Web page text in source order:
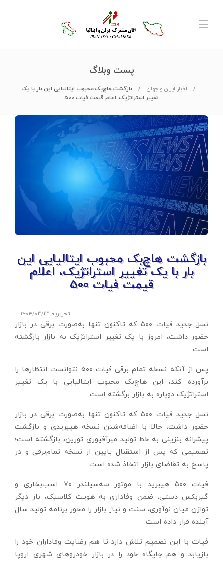
پست وبلاگ
اخبار ایران و جهان
بازگشت هاچ‌بک محبوب ایتالیایی این بار با یک
تغییر استراتژیک، اعلام قیمت فیات 500
بازگشت هاچ‌بک محبوب ایتالیایی این
بار با یک تغییر استراتژیک، اعلام
قیمت فیات 500
تحریریه, ۱۴۰۴/۰۳/۱۳
نسل جدید فیات ۵۰۰ که تاکنون تنها به‌صورت برقی در بازار
حضور داشت، امروز با یک تغییر استراتژیک به بازار بازگشته
است.
پس از آنکه نسخه تمام برقی فیات ۵۰۰ نتوانست انتظارها را
برآورده کند، این هاچ‌بک محبوب ایتالیایی با یک تغییر
استراتژیک دوباره به بازار برگشته است.
نسل جدید فیات ۵۰۰ که تاکنون تنها به‌صورت برقی در بازار
حضور داشت، حالا با اضافه‌شدن نسخه هیبریدی و بازگشت
پیشرانه بنزینی به خط تولید میرآفیوری تورین، بازگشته است؛
تصمیمی که پس از استقبال پایین از نسخه تمام‌برقی و در
پاسخ به تقاضای بازار اتخاذ شده است.
فیات ۵۰۰ هیبرید با موتور سه‌سیلندر ۷۰ اسب‌بخاری و
گیربکس دستی، ضمن وفاداری به هویت کلاسیک، بار دیگر
توازن میان نوآوری، سنت و نیاز بازار را محور برنامه تولید سال
آینده قرار داده است.
فیات با این تصمیم تلاش دارد تا هم رضایت وفاداران خود را
بازیابد و هم جایگاه خود را در بازار خودروهای شهری اروپا